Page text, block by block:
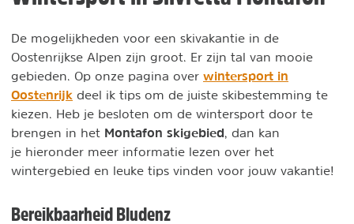
De mogelijkheden voor een skivakantie in de
Oostenrijkse Alpen zijn groot. Er zijn tal van mooie
gebieden. Op onze pagina over wintersport in
Oostenrijk deel ik tips om de juiste skibestemming te
kiezen. Heb je besloten om de wintersport door te
brengen in het Montafon skigebied , dan kan
je hieronder meer informatie lezen over het
wintergebied en leuke tips vinden voor jouw vakantie!
Bereikbaarheid Bludenz